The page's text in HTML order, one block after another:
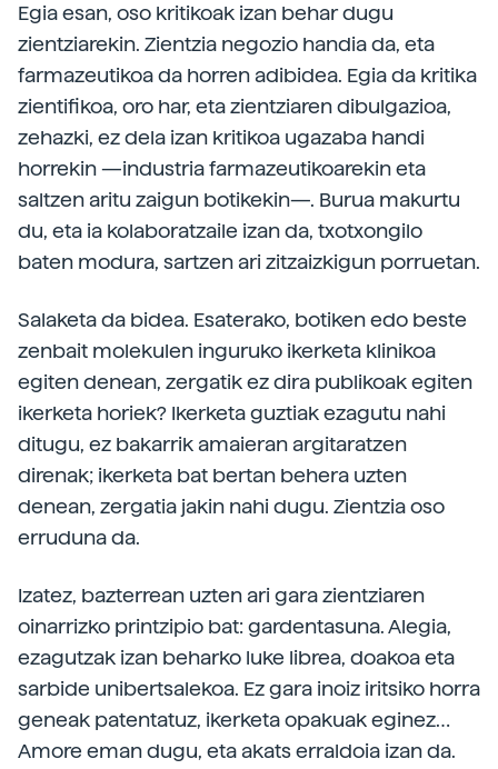
Egia esan, oso kritikoak izan behar dugu
zientziarekin. Zientzia negozio handia da, eta
farmazeutikoa da horren adibidea. Egia da kritika
zientifikoa, oro har, eta zientziaren dibulgazioa,
zehazki, ez dela izan kritikoa ugazaba handi
horrekin —industria farmazeutikoarekin eta
saltzen aritu zaigun botikekin—. Burua makurtu
du, eta ia kolaboratzaile izan da, txotxongilo
baten modura, sartzen ari zitzaizkigun porruetan.
Salaketa da bidea. Esaterako, botiken edo beste
zenbait molekulen inguruko ikerketa klinikoa
egiten denean, zergatik ez dira publikoak egiten
ikerketa horiek? Ikerketa guztiak ezagutu nahi
ditugu, ez bakarrik amaieran argitaratzen
direnak; ikerketa bat bertan behera uzten
denean, zergatia jakin nahi dugu. Zientzia oso
erruduna da.
Izatez, bazterrean uzten ari gara zientziaren
oinarrizko printzipio bat: gardentasuna. Alegia,
ezagutzak izan beharko luke librea, doakoa eta
sarbide unibertsalekoa. Ez gara inoiz iritsiko horra
geneak patentatuz, ikerketa opakuak eginez…
Amore eman dugu, eta akats erraldoia izan da.